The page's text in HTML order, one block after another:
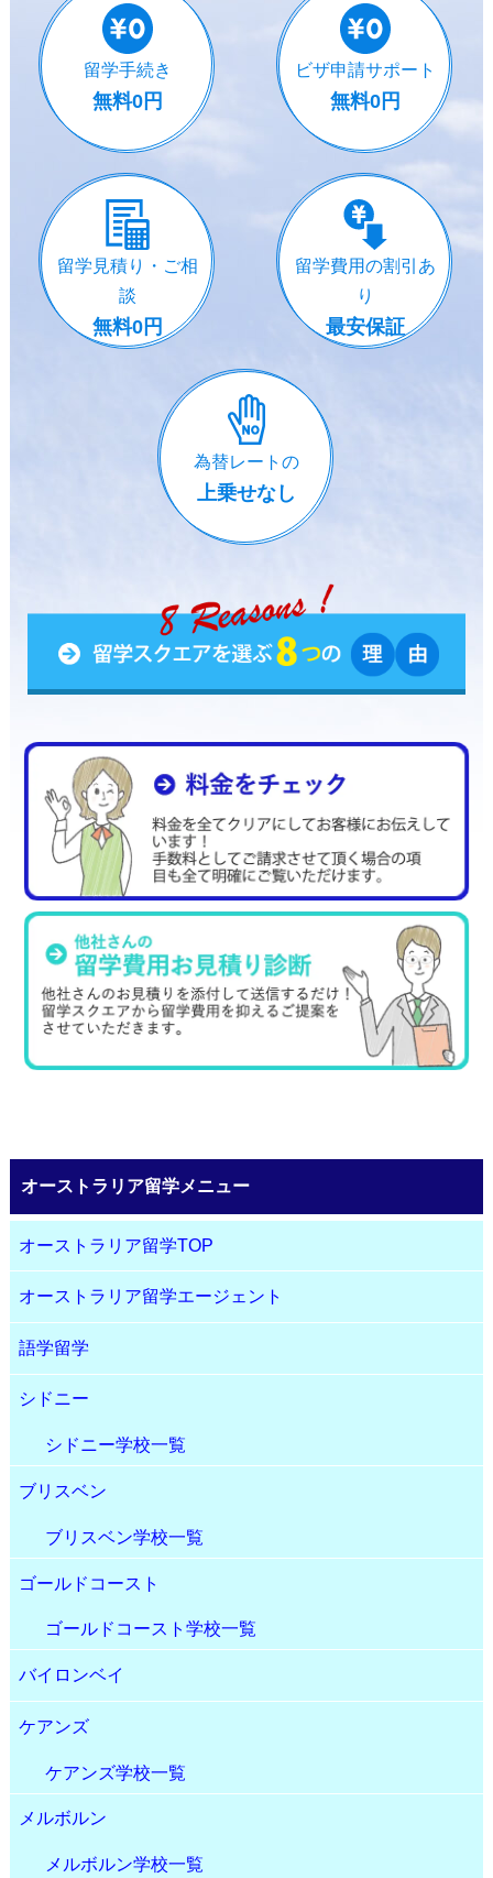
留学手続き
無料0円
ビザ申請サポート
無料0円
留学見積り・ご相
談
無料0円
留学費用の割引あ
り
最安保証
為替レートの
上乗せなし
オーストラリア留学メニュー
オーストラリア留学TOP
オーストラリア留学エージェント
語学留学
シドニー
シドニー学校一覧
ブリスベン
ブリスベン学校一覧
ゴールドコースト
ゴールドコースト学校一覧
バイロンベイ
ケアンズ
ケアンズ学校一覧
メルボルン
メルボルン学校一覧